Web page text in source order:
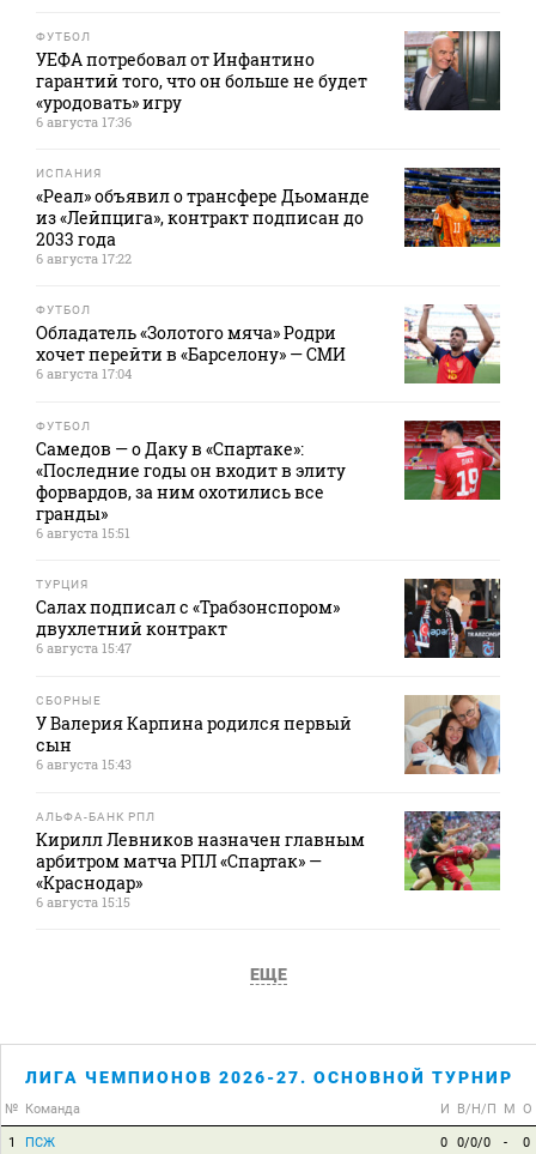
ФУТБОЛ
УЕФА потребовал от Инфантино
гарантий того, что он больше не будет
«уродовать» игру
6 августа 17:36
ИСПАНИЯ
«Реал» объявил о трансфере Дьоманде
из «Лейпцига», контракт подписан до
2033 года
6 августа 17:22
ФУТБОЛ
Обладатель «Золотого мяча» Родри
хочет перейти в «Барселону» — СМИ
6 августа 17:04
ФУТБОЛ
Самедов — о Даку в «Спартаке»:
«Последние годы он входит в элиту
форвардов, за ним охотились все
гранды»
6 августа 15:51
ТУРЦИЯ
Салах подписал с «Трабзонспором»
двухлетний контракт
6 августа 15:47
СБОРНЫЕ
У Валерия Карпина родился первый
сын
6 августа 15:43
АЛЬФА-БАНК РПЛ
Кирилл Левников назначен главным
арбитром матча РПЛ «Спартак» —
«Краснодар»
6 августа 15:15
ЕЩЕ
ЛИГА ЧЕМПИОНОВ 2026-27. ОСНОВНОЙ ТУРНИР
№ Команда И В/Н/П М О
1 ПСЖ 0 0/0/0 - 0